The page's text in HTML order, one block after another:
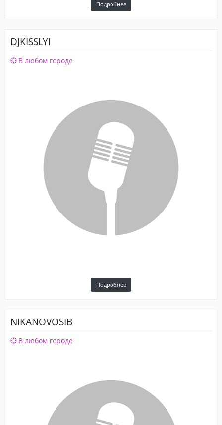
Подробнее
DJKISSLYI
В любом городе
Подробнее
NIKANOVOSIB
В любом городе